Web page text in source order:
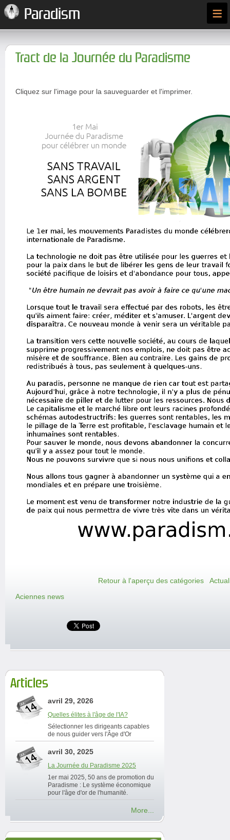
Paradism ≡
Tract de la Journée du Paradisme
Cliquez sur l'image pour la sauveguarder et l'imprimer.
Retour à l'aperçu des catégories
Aciennes news
Articles
avril 29, 2026
Quelles élites à l'âge de l'IA?
Sélectionner les dirigeants capables
de nous guider vers l'Âge d'Or
avril 30, 2025
La Journée du Paradisme 2025
1er mai 2025, 50 ans de promotion du
Paradisme : Le système économique
pour l'âge d'or de l'humanité.
More...